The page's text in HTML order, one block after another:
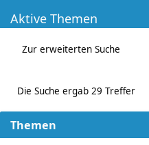
Aktive Themen
Zur erweiterten Suche
Die Suche ergab 29 Treffer
Themen